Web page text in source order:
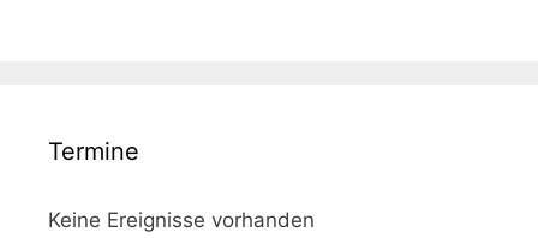
Termine
Keine Ereignisse vorhanden